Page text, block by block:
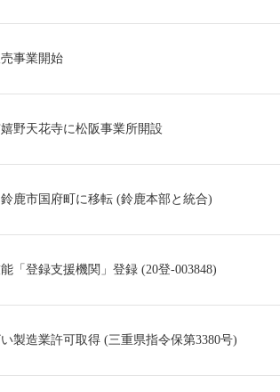
事業開始
野天花寺に松阪事業所開設
鹿市国府町に移転 (鈴鹿本部と統合)
「登録支援機関」登録 (20登-003848)
製造業許可取得 (三重県指令保第3380号)